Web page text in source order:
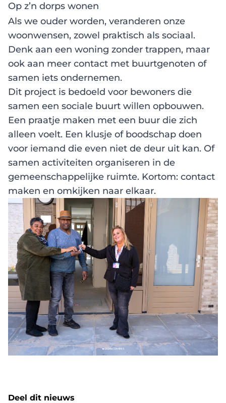
Op z’n dorps wonen
Als we ouder worden, veranderen onze
woonwensen, zowel praktisch als sociaal.
Denk aan een woning zonder trappen, maar
ook aan meer contact met buurtgenoten of
samen iets ondernemen.
Dit project is bedoeld voor bewoners die
samen een sociale buurt willen opbouwen.
Een praatje maken met een buur die zich
alleen voelt. Een klusje of boodschap doen
voor iemand die even niet de deur uit kan. Of
samen activiteiten organiseren in de
gemeenschappelijke ruimte. Kortom: contact
maken en omkijken naar elkaar.
Deel dit nieuws